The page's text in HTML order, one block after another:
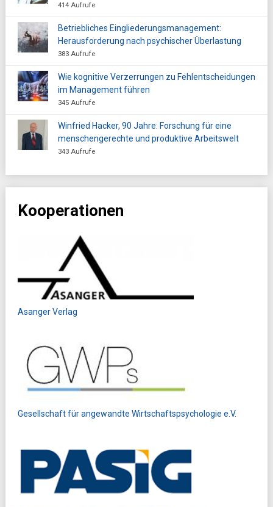
414 Aufrufe
Betriebliches Eingliederungsmanagement:
Herausforderung nach psychischer Überlastung
383 Aufrufe
Wie kognitive Verzerrungen zu Fehlentscheidungen
im Management führen
345 Aufrufe
Winfried Hacker, 90 Jahre: Forschung für eine
menschengerechte und produktive Arbeitswelt
343 Aufrufe
Kooperationen
Asanger Verlag
Gesellschaft für angewandte Wirtschaftspsychologie e.V.